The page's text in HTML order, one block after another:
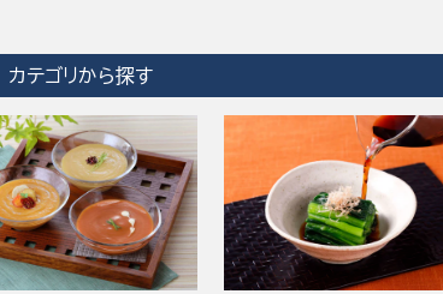
カテゴリから探す